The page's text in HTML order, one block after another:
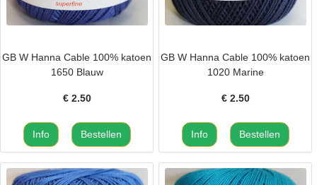
GB W Hanna Cable 100% katoen
1650 Blauw
€ 2.50
GB W Hanna Cable 100% katoen
1020 Marine
€ 2.50